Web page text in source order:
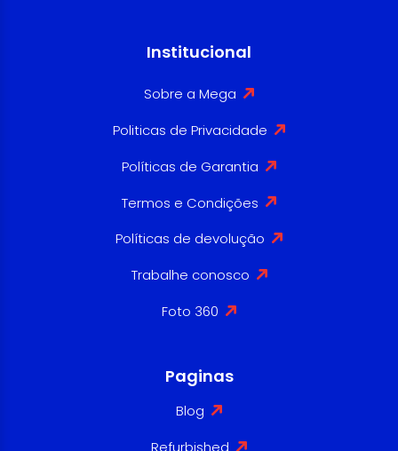
Institucional
Sobre a Mega
Politicas de Privacidade
Políticas de Garantia
Termos e Condições
Políticas de devolução
Trabalhe conosco
Foto 360
Paginas
Blog
Refurbished